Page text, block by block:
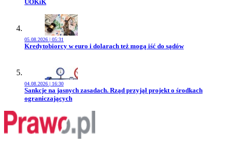
UOKiK
05.08.2026 | 05:31
Przejdź do artykułu:
Kredytobiorcy w euro i dolarach też mogą iść do sądów
04.08.2026 | 16:30
Przejdź do artykułu:
Sankcje na jasnych zasadach. Rząd przyjął projekt o środkach
ograniczających